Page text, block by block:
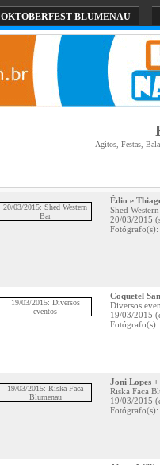
OKTOBERFEST BLUMENAU
Agitos, Festas,
Édio e
Shed
20/03/2015
Coquetel
Diversos
19/03/2015
Joni Lopes
Riska Faca
19/03/2015
Fotógrafo(s):